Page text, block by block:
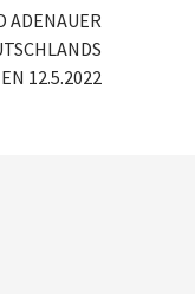
ADENAUER
12.5.2022